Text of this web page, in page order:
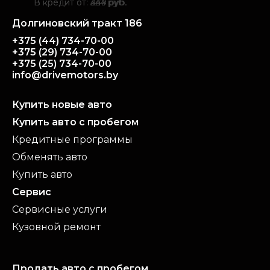
автоматическая
задний привод
489 686 км
серебристый
В кредит от: 227 руб.
19 479 руб.
Подробнее
механическая
передний привод
269 342 км
серый
В кредит от: 344 руб.
Подробнее
автоматическая
полный привод
237 988 км
История
В кредит от: 449 руб.
41 262 руб.
Подробнее
Долгиновский тракт 186
+375 (44) 734-70-00
+375 (29) 734-70-00
+375 (25) 734-70-00
info@drivemotors.by
Купить новые авто
Купить авто с пробегом
Кредитные программы
Обменять авто
Купить авто
Сервис
Сервисные услуги
Кузовной ремонт